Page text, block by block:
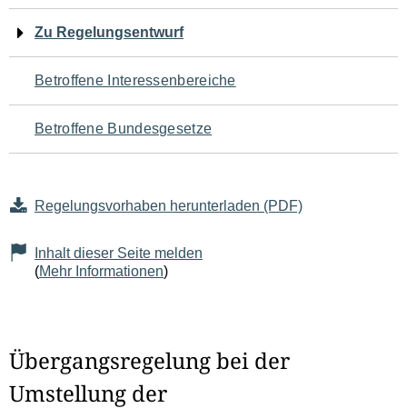
den
Seiteninhalt
Zu Regelungsentwurf
Betroffene Interessenbereiche
Betroffene Bundesgesetze
Regelungsvorhaben herunterladen (PDF)
Inhalt dieser Seite melden
(Mehr Informationen)
Übergangsregelung bei der
Umstellung der